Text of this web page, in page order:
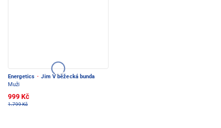
Energetics · Jim V běžecká bunda
Muži
999 Kč
1.799 Kč